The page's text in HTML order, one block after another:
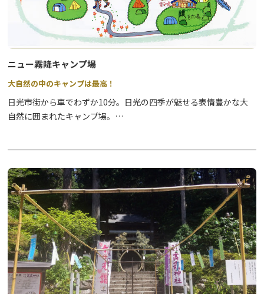
ニュー霧降キャンプ場
大自然の中のキャンプは最高！
日光市街から車でわずか10分。日光の四季が魅せる表情豊かな大
自然に囲まれたキャンプ場。
オートサイト（テント持込）、バンガロー、ログハウス、日帰りの
デイキャンプなど、お客様のご要望に合わせた楽しみ方ができるの
も魅力です。
ぜひ公式WEBサイトから詳細をご確認ください。